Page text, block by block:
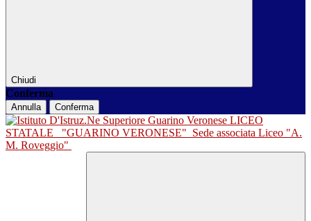
Chiudi
Conferma
Annulla Conferma
LICEO
STATALE
"GUARINO VERONESE" Sede associata Liceo "A.
M. Roveggio"